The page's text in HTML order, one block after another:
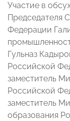
Участие в
Председателя
Федерации
Гульназ
Российской
заместитель
Российской
заместитель
образования